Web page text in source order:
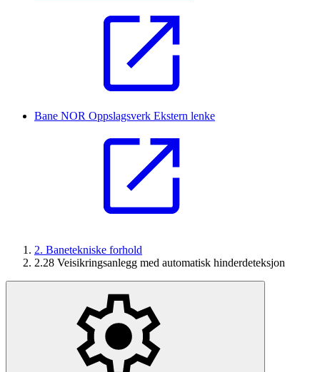
Bane NOR Oppslagsverk Ekstern lenke
2. Banetekniske forhold
2.28 Veisikringsanlegg med automatisk hinderdeteksjon